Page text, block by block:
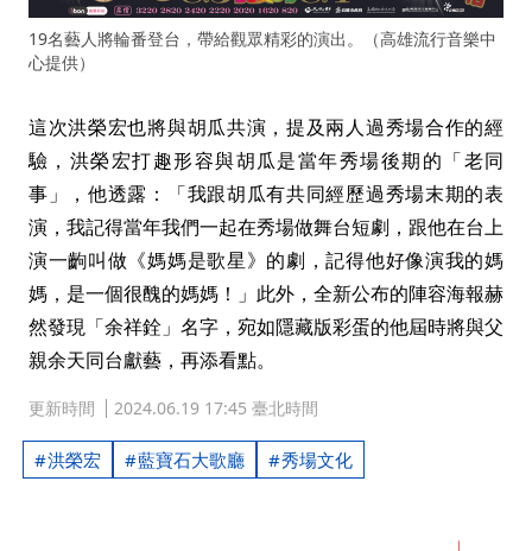
19名藝人將輪番登台，帶給觀眾精彩的演出。（高雄流行音樂中
心提供）
這次洪榮宏也將與胡瓜共演，提及兩人過秀場合作的經
驗，洪榮宏打趣形容與胡瓜是當年秀場後期的「老同
事」，他透露：「我跟胡瓜有共同經歷過秀場末期的表
演，我記得當年我們一起在秀場做舞台短劇，跟他在台上
演一齣叫做《媽媽是歌星》的劇，記得他好像演我的媽
媽，是一個很醜的媽媽！」此外，全新公布的陣容海報赫
然發現「余祥銓」名字，宛如隱藏版彩蛋的他屆時將與父
親余天同台獻藝，再添看點。
更新時間 2024.06.19 17:45 臺北時間
洪榮宏 藍寶石大歌廳 秀場文化